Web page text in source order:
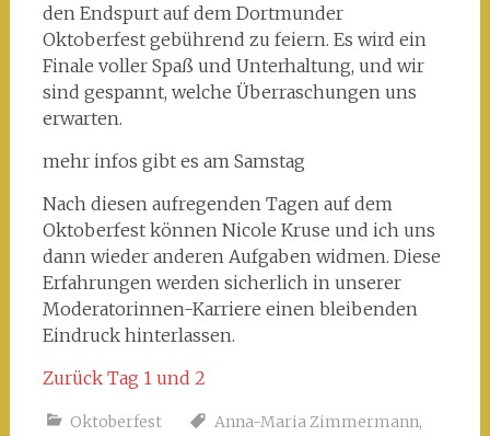
den Endspurt auf dem Dortmunder
Oktoberfest gebührend zu feiern. Es wird ein
Finale voller Spaß und Unterhaltung, und wir
sind gespannt, welche Überraschungen uns
erwarten.
mehr infos gibt es am Samstag
Nach diesen aufregenden Tagen auf dem
Oktoberfest können Nicole Kruse und ich uns
dann wieder anderen Aufgaben widmen. Diese
Erfahrungen werden sicherlich in unserer
Moderatorinnen-Karriere einen bleibenden
Eindruck hinterlassen.
Zurück Tag 1 und 2
Oktoberfest Anna-Maria Zimmermann,